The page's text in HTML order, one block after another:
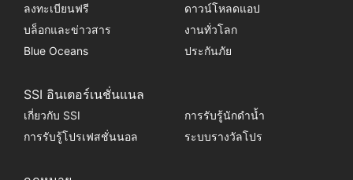
ลงทะเบียนฟรี
ดาวน์โหลดแอป
บล็อกและข่าวสาร
งานทั่วโลก
Blue Oceans
ประกันภัย
SSI อินเตอร์เนชั่นแนล
เกี่ยวกับ SSI
การรับรู้นักดำน้ำ
การรับรู้โปรเฟสชั่นนอล
ระบบรางวัลโปร